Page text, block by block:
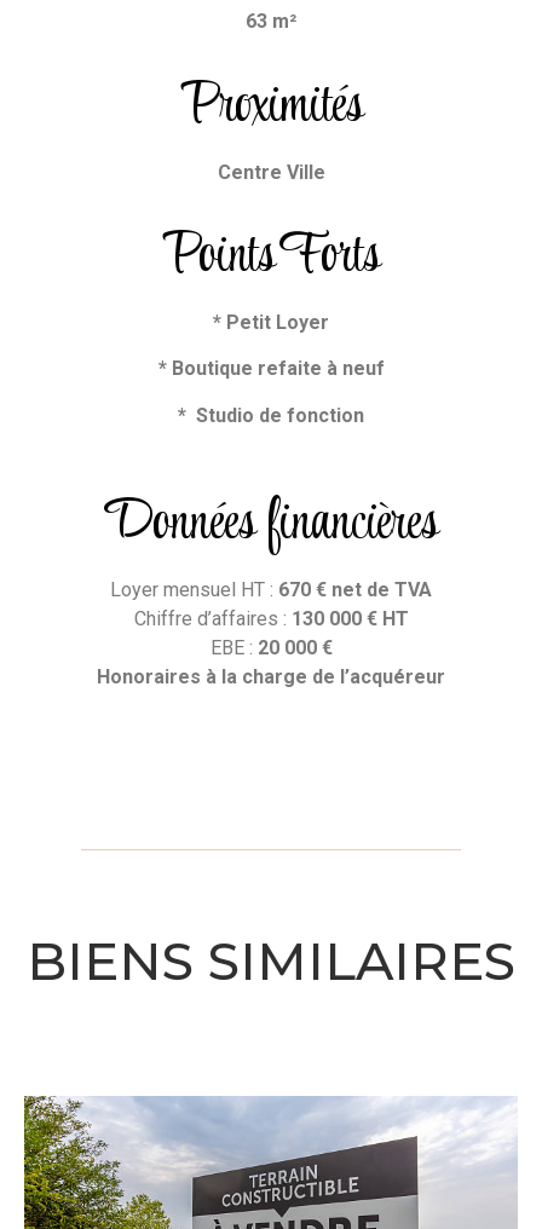
63 m²
Proximités
Centre Ville
Points Forts
* Petit Loyer
* Boutique refaite à neuf
* Studio de fonction
Données financières
Loyer mensuel HT : 670 € net de TVA
Chiffre d’affaires : 130 000 € HT
EBE : 20 000 €
Honoraires à la charge de l’acquéreur
BIENS SIMILAIRES